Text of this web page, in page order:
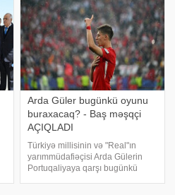
4292 imtaha
Arda Güler bugünkü oyunu
buraxacaq? - Baş məşqçi
AÇIQLADI
Türkiyə millisinin və "Real"ın
yarımmüdafiəçisi Arda Gülerin​
Portuqaliyaya qarşı bugünkü